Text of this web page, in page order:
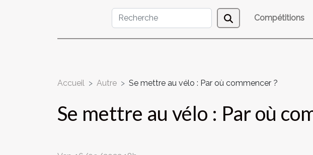
Compétitions
Accueil Autre Se mettre au vélo : Par où commencer ?
Se mettre au vélo : Par où